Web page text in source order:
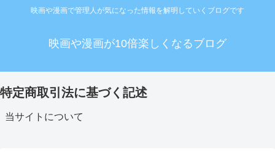
映画や漫画で管理人が気になった情報を解明していくブログです
映画や漫画が10倍楽しくなるブログ
特定商取引法に基づく記述
当サイトについて